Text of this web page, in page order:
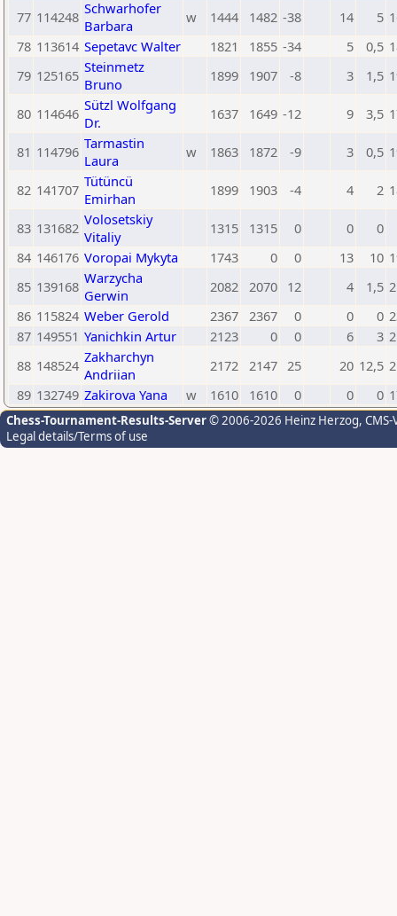
77 114248 Schwarhofer
Barbara
w 1444 1482 -38 14 5
78 113614 Sepetavc Walter 1821 1855 -34 5 0,5
79 125165 Steinmetz
Bruno
1899 1907 -8 3 1,5
80 114646 Sützl Wolfgang
Dr.
1637 1649 -12 9 3,5
81 114796 Tarmastin
Laura
w 1863 1872 -9 3 0,5
82 141707 Tütüncü
Emirhan
1899 1903 -4 4 2
83 131682 Volosetskiy
Vitaliy
1315 1315 0 0
0
84 146176 Voropai Mykyta 1743 0 0 13 10
85 139168 Warzycha
Gerwin
2082 2070 12 4 1,5
86 115824 Weber Gerold 2367 2367 0 0 0
87 149551 Yanichkin Artur 2123 0 0 6 3
88 148524 Zakharchyn
Andriian
2172 2147 25 20 12,5
89 132749 Zakirova Yana w 1610 1610 0 0 0
Chess-Tournament-Results-Server© 2006-2026 Heinz Herzog,
Legal details/Terms of use